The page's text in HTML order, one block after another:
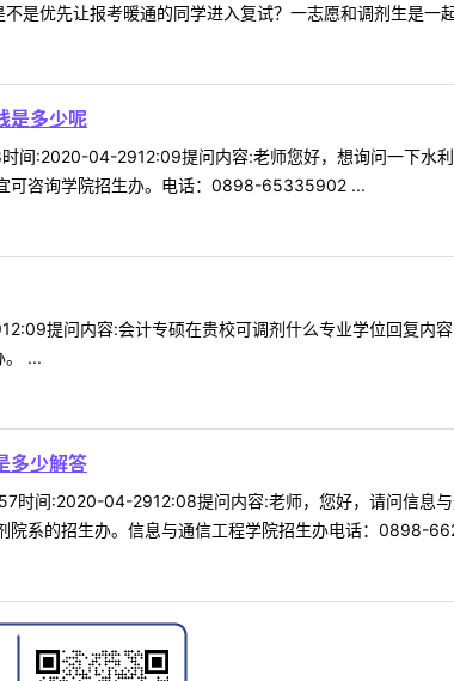
是优先让报考暖通的同学进入复试？一志愿和调剂生是一
是多少呢
间:2020-04-2912:09提问内容:老师您好，想询问一下水
可咨询学院招生办。电话：0898-65335902 ...
提问内容:会计专硕在贵校可调剂什么专业学位回复内
。 ...
多少解答
时间:2020-04-2912:08提问内容:老师，您好，请问信息
院系的招生办。信息与通信工程学院招生办电话：0898-